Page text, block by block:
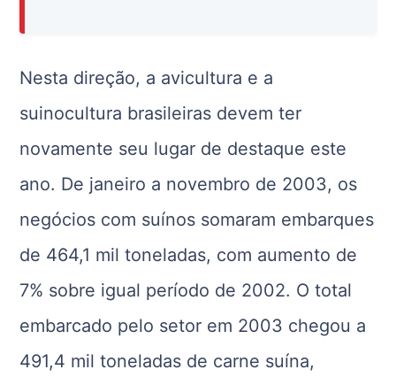
Nesta direção, a avicultura e a
suinocultura brasileiras devem ter
novamente seu lugar de destaque este
ano. De janeiro a novembro de 2003, os
negócios com suínos somaram embarques
de 464,1 mil toneladas, com aumento de
7% sobre igual período de 2002. O total
embarcado pelo setor em 2003 chegou a
491,4 mil toneladas de carne suína,